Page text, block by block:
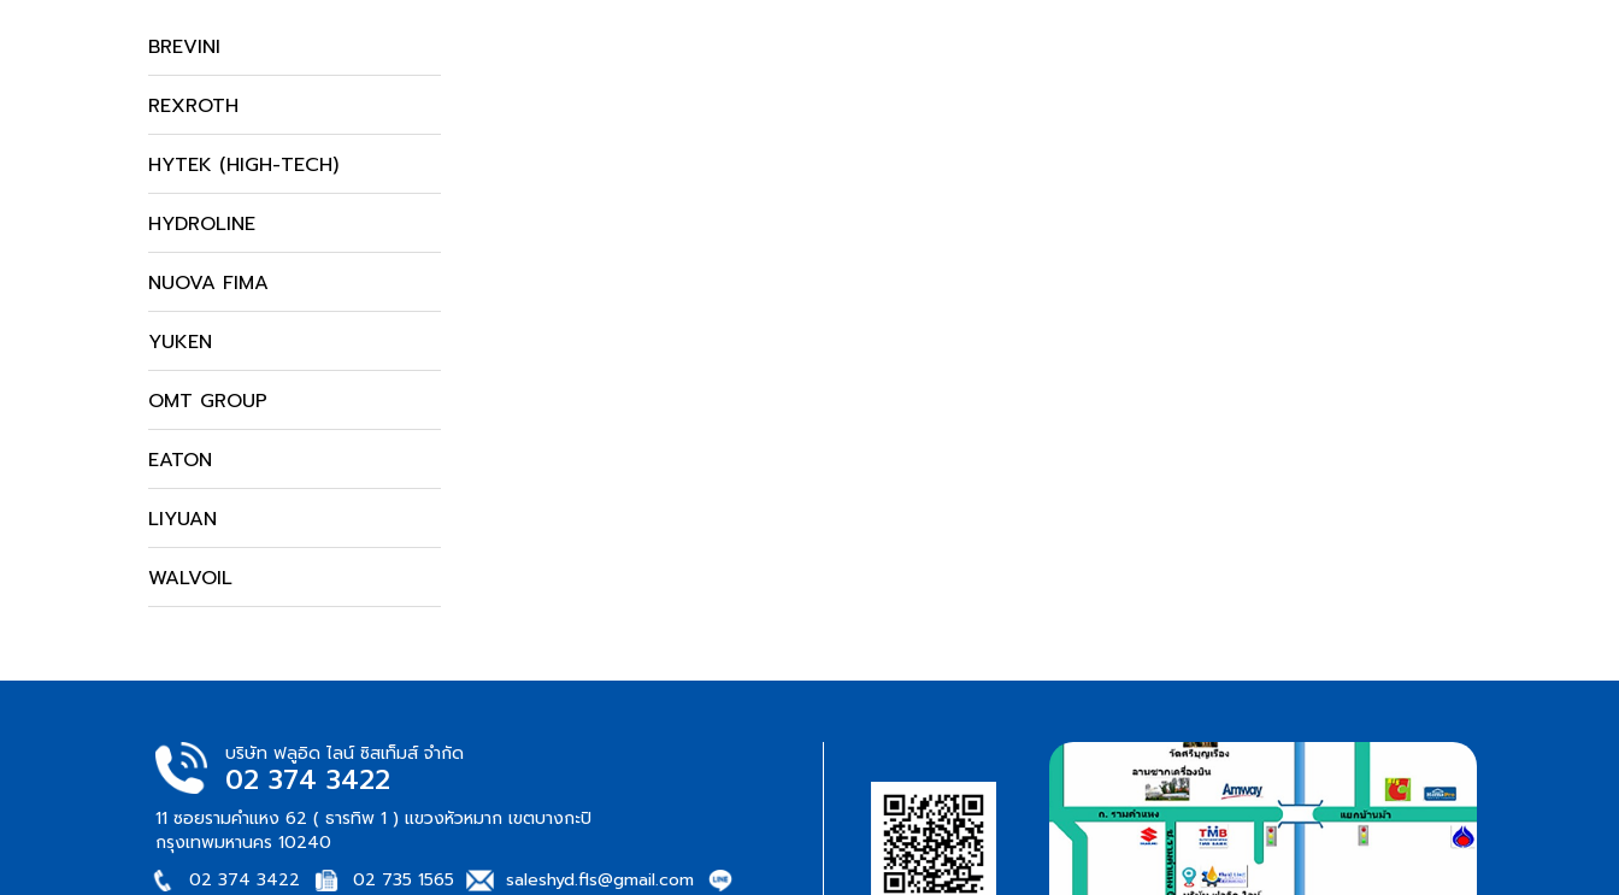
BREVINI
REXROTH
HYTEK (HIGH-TECH)
HYDROLINE
NUOVA FIMA
YUKEN
OMT GROUP
EATON
LIYUAN
WALVOIL
บริษัท ฟลูอิด ไลน์ ซิสเท็มส์ จำกัด
02 374 3422
11 ซอยรามคำแหง 62 ( ธารทิพ 1 ) แขวงหัวหมาก เขตบางกะปิ
กรุงเทพมหานคร 10240
02 374 3422
02 735 1565
saleshyd.fls@gmail.com